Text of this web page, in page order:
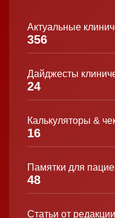
Актуальные
356
Дайджесты
24
Калькуляторы &
16
Памятки для
48
Статьи от